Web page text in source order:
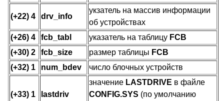
(+22) 4 drv_info
укзатель на массив информации
об устройствах
(+26) 4
fcb_tabl указатель на таблицу FCB
(+30) 2
fcb_size размер таблицы FCB
(+32) 1
num_bdev число блочных устройств
(+33) 1 lastdriv
значение LASTDRIVE в файле
CONFIG.SYS (по умолчанию